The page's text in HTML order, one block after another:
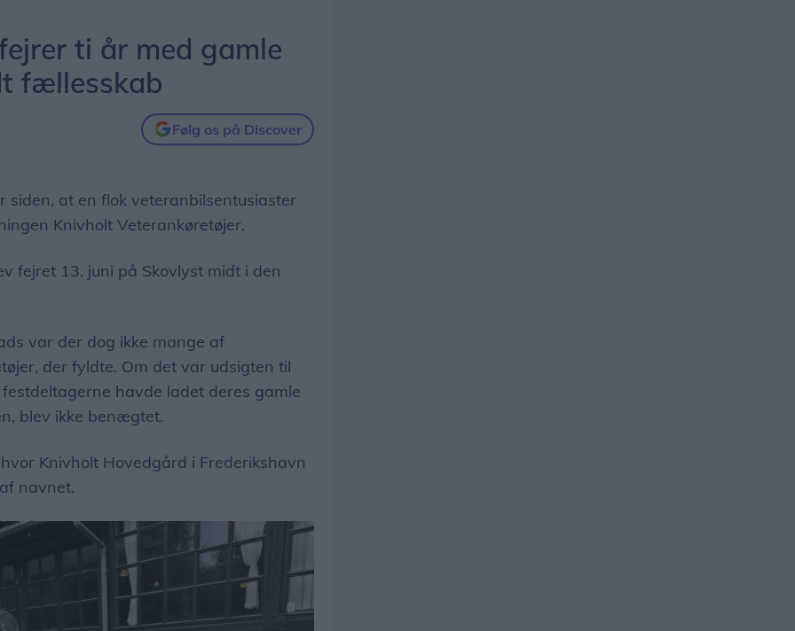
ti år med gamle
fællesskab
Følg os på Discover
siden, at en flok veteranbilsentusiaster
Knivholt Veterankøretøjer.
fejret 13. juni på Skovlyst midt i den
var der dog ikke mange af
der fyldte. Om det var udsigten til
havde ladet deres gamle
blev ikke benægtet.
Knivholt Hovedgård i Frederikshavn
navnet.